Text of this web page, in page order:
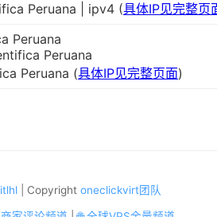
Peruana | ipv4 (具体IP见完整页
Peruana
Peruana
Peruana (具体IP见完整页面)
| Copyright oneclickvirt团队